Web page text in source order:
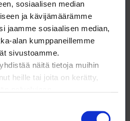
sosiaalisen median
ja kävijämäärämme
jaamme sosiaalisen median,
alan kumppaneillemme
sivustoamme.
näitä tietoja muihin
heille tai joita on kerätty,